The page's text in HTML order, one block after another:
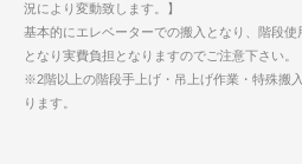
況により変動致します。】
基本的にエレベーターでの搬入となり、階段
となり実費負担となりますのでご注意下さい。
※2階以上の階段手上げ・吊上げ作業・特殊搬
ります。